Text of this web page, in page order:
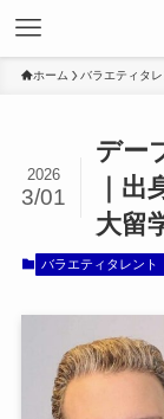
ホーム バラエティタレ
デー
｜
大留
2026
3/01
バラエティタレント